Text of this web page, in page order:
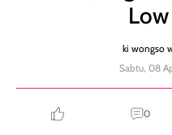
ki wongso
Sabtu, 08
0